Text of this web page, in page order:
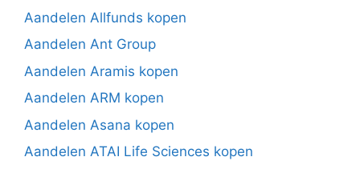
Aandelen Allfunds kopen
Aandelen Ant Group
Aandelen Aramis kopen
Aandelen ARM kopen
Aandelen Asana kopen
Aandelen ATAI Life Sciences kopen